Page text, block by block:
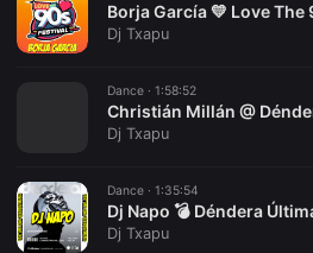
Dj Txapu
Dance · 1:58:52
Dj Txapu
Dance · 1:35:54
Dj Txapu